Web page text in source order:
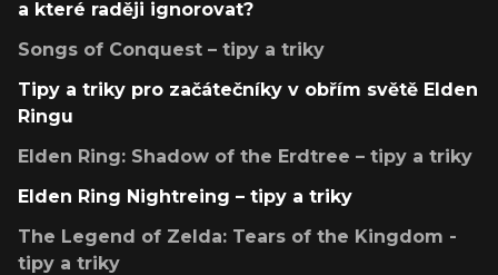
a které raději ignorovat?
Songs of Conquest – tipy a triky
Tipy a triky pro začátečníky v obřím světě Elden
Ringu
Elden Ring: Shadow of the Erdtree – tipy a triky
Elden Ring Nightreing – tipy a triky
The Legend of Zelda: Tears of the Kingdom -
tipy a triky